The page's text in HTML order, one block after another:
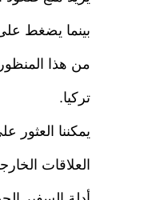
بينما يضغط
من هذا
تركيا.
يمكننا العثور
العلاقات